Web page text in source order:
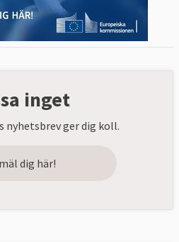
inget
nyhetsbrev ger dig koll.
dig här!